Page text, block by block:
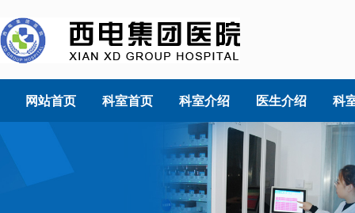
网站首页 科室首页 科室介绍 医生介绍 科